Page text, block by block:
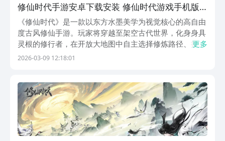
修仙时代手游安卓下载安装 修仙时代游戏手机版
安卓iOS最新版本安装包获取
《修仙时代》是一款以东方水墨美学为视觉核心的高自由
度古风修仙手游。玩家将穿越至架空古代世界，化身身具
灵根的修行者，在开放大地图中自主选择修炼路径、探索
秘境、炼制法宝、参悟功法，真正实现“万物皆可修仙”的
更多
2026-03-09 12:18:01